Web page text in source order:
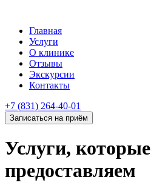
Главная
Услуги
О клинике
Отзывы
Экскурсии
Контакты
+7 (831) 264-40-01
Записаться на приём
Услуги, которые
предоставляем